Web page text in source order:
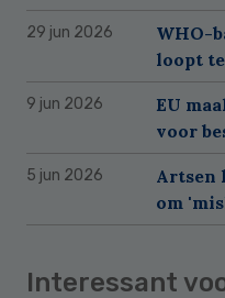
29 jun 2026
WHO-
loopt
9 jun 2026
EU
voor
5 jun 2026
Artsen
om
Interessant